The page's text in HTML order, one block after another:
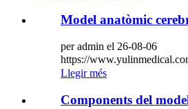
Model anatòmic
per admin el 26-08-06
https://
Llegir més
Components del